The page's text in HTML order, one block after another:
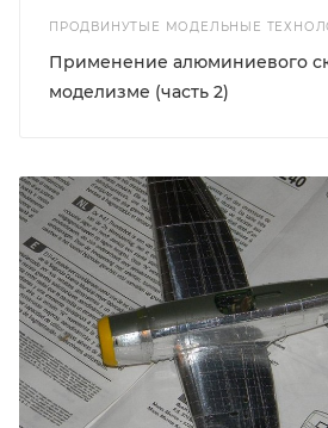
ПРОДВИНУТЫЕ МОДЕЛЬНЫЕ
Применение алюминиевого
моделизме (часть 2)